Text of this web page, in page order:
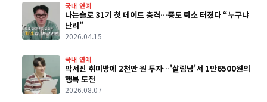
국내 연예
나는솔로 31기 첫 데이트 충격…중도 퇴소 터졌다 “누구냐
난리”
2026.04.15
국내 연예
박서진 취미방에 2천만 원 투자…'살림남'서 1만6500원의
행복 도전
2026.08.07